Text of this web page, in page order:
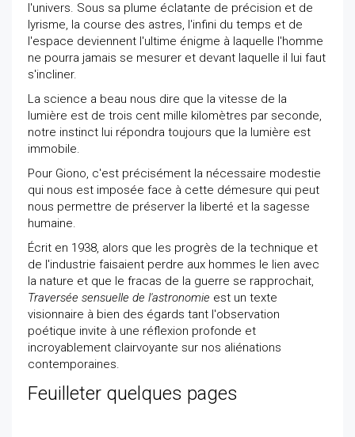
l'univers. Sous sa plume éclatante de précision et de
lyrisme, la course des astres, l'infini du temps et de
l'espace deviennent l'ultime énigme à laquelle l'homme
ne pourra jamais se mesurer et devant laquelle il lui faut
s'incliner.
La science a beau nous dire que la vitesse de la
lumière est de trois cent mille kilomètres par seconde,
notre instinct lui répondra toujours que la lumière est
immobile.
Pour Giono, c'est précisément la nécessaire modestie
qui nous est imposée face à cette démesure qui peut
nous permettre de préserver la liberté et la sagesse
humaine.
Écrit en 1938, alors que les progrès de la technique et
de l'industrie faisaient perdre aux hommes le lien avec
la nature et que le fracas de la guerre se rapprochait,
Traversée sensuelle de l'astronomie est un texte
visionnaire à bien des égards tant l'observation
poétique invite à une réflexion profonde et
incroyablement clairvoyante sur nos aliénations
contemporaines.
Feuilleter quelques pages